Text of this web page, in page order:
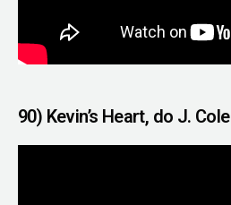
90) Kevin’s Heart, do J. Cole